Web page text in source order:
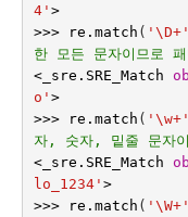
4' >
>>>
re . match ( '\D+'
한 모든 문자이므로
<_sre . SRE_Match
o' >
>>>
re . match ( '\w+'
자, 숫자, 밑줄 문자
<_sre . SRE_Match
lo_1234' >
>>>
re . match ( '\W+'